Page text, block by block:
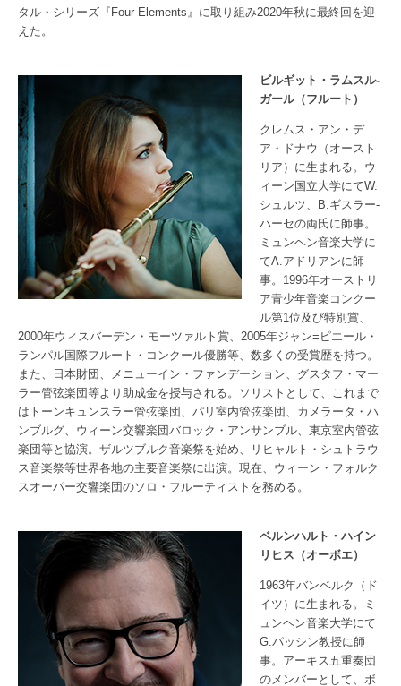
タル・シリーズ『Four Elements』に取り組み2020年秋に最終回を迎
えた。
ビルギット・ラムスル-
ガール（フルート）
クレムス・アン・デ
ア・ドナウ（オースト
リア）に生まれる。ウ
ィーン国立大学にてW.
シュルツ、B.ギスラー-
ハーセの両氏に師事。
ミュンヘン音楽大学に
てA.アドリアンに師
事。1996年オーストリ
ア青少年音楽コンクー
ル第1位及び特別賞、
2000年ウィスバーデン・モーツァルト賞、2005年ジャン=ピエール・
ランパル国際フルート・コンクール優勝等、数多くの受賞歴を持つ。
また、日本財団、メニューイン・ファンデーション、グスタフ・マー
ラー管弦楽団等より助成金を授与される。ソリストとして、これまで
はトーンキュンスラー管弦楽団、パリ室内管弦楽団、カメラータ・ハ
ンブルグ、ウィーン交響楽団バロック・アンサンブル、東京室内管弦
楽団等と協演。ザルツブルク音楽祭を始め、リヒャルト・シュトラウ
ス音楽祭等世界各地の主要音楽祭に出演。現在、ウィーン・フォルク
スオーパー交響楽団のソロ・フルーティストを務める。
ベルンハルト・ハイン
リヒス（オーボエ）
1963年バンベルク（ド
イツ）に生まれる。ミ
ュンヘン音楽大学にて
G.パッシン教授に師
事。アーキス五重奏団
のメンバーとして、ボ